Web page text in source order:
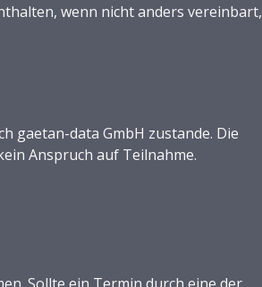
wenn nicht anders vereinbart,
gaetan-data GmbH zustande. Die
Anspruch auf Teilnahme.